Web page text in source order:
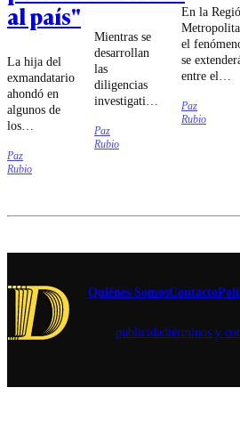
al país"
La hija del
exmandatario
ahondó en
algunos de
los
del
Congreso.
Paz
Rubio
Mientras se
desarrollan
las
diligencias
investigativas
siniestro vial,
el
Paz
Rubio
En la
el
se
entre el
el jueves 13
de agosto.
Paz
Rubio
Quiénes SomosContacto
publicidadtérminos y